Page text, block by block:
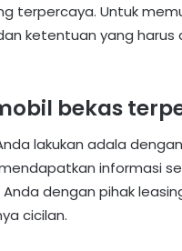
terpercaya. Untuk
ketentuan yang harus
bekas
lakukan adala
informasi
dengan pihak
cicilan.